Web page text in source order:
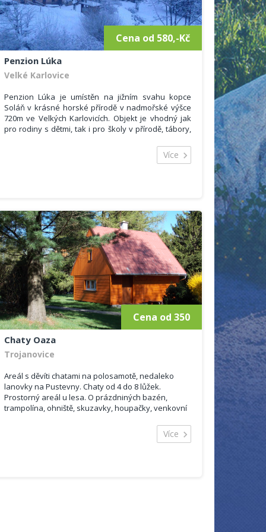
Běžecká trať a cyklostezka protínají bezprostřední
okolí penzionu. Běžkaři pak mohou využít
upravených běžkařských tratí.
Cena od 580,-Kč
Penzion Lúka
Velké Karlovice
Penzion Lúka je umístěn na jižním svahu kopce
Soláň v krásné horské přírodě v nadmořské výšce
720m ve Velkých Karlovicích. Objekt je vhodný jak
pro rodiny s dětmi, tak i pro školy v přírodě, tábory,
je umožněno uložení kol v budově penzionu. V zimě
jistě milovníci lyžování ocení, že penzion je umístěn
Nabízíme 2 - 5 lůžkové pokoje.
4 x dvoulůžkové pokoje s vlastním sociálním
zařízením.
8 x čtyř až pěti lůžkových pokojů s vlastním
sociálním zařízením.
Pokoj je rozdělený do dvou buněk (2 a 3
postele).
Hosté mají možnost využít restauraci v prostorách
penzionu. Balkón, dětská postýlka, přípojka k
internetu, koupelna se sprchou, satelit, tv, bar,
parkoviště otevřené, domácím zvířatům vstup
povolen.
Více
Cena od 350
Chaty Oaza
Trojanovice
Areál s děvíti chatami na polosamotě, nedaleko
lanovky na Pustevny. Chaty od 4 do 8 lůžek.
Prostorný areál u lesa. O prázdniných bazén,
trampolína, ohniště, skuzavky, houpačky, venkovní
Více